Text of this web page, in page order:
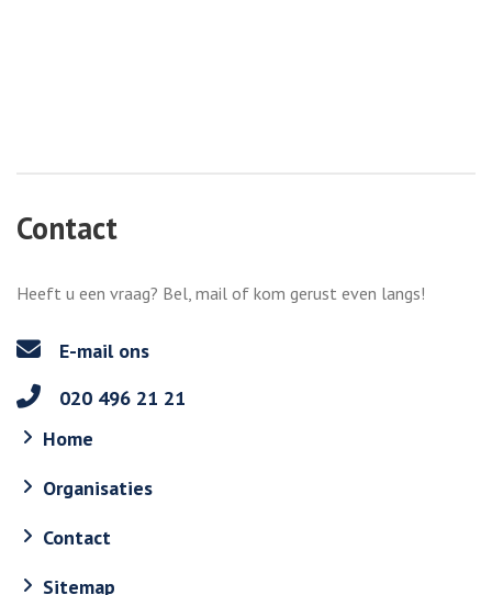
Contact
Heeft u een vraag? Bel, mail of kom gerust even langs!
E-mail ons
020 496 21 21
Home
Organisaties
Contact
Sitemap